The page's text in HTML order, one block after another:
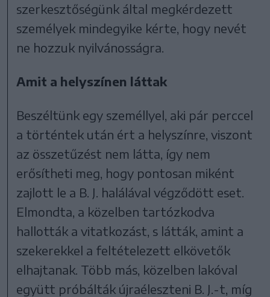
szerkesztőségünk által megkérdezett
személyek mindegyike kérte, hogy nevét
ne hozzuk nyilvánosságra.
Amit a helyszínen láttak
Beszéltünk egy személlyel, aki pár perccel
a történtek után ért a helyszínre, viszont
az összetűzést nem látta, így nem
erősítheti meg, hogy pontosan miként
zajlott le a B. J. halálával végződött eset.
Elmondta, a közelben tartózkodva
hallották a vitatkozást, s látták, amint a
szekerekkel a feltételezett elkövetők
elhajtanak. Több más, közelben lakóval
együtt próbálták újraéleszteni B. J.-t, míg